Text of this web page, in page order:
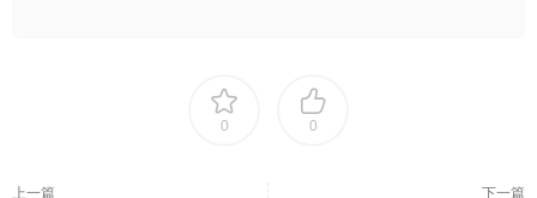
0 0
上一篇 下一篇